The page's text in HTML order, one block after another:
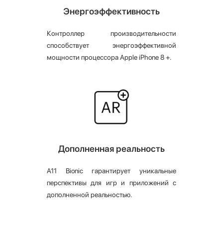
Энергоэффективность
Контроллер производительности
способствует энергоэффективной
мощности процессора Apple iPhone 8 +.
Дополненная реальность
A11 Bionic гарантирует уникальные
перспективы для игр и приложений с
дополненной реальностью.